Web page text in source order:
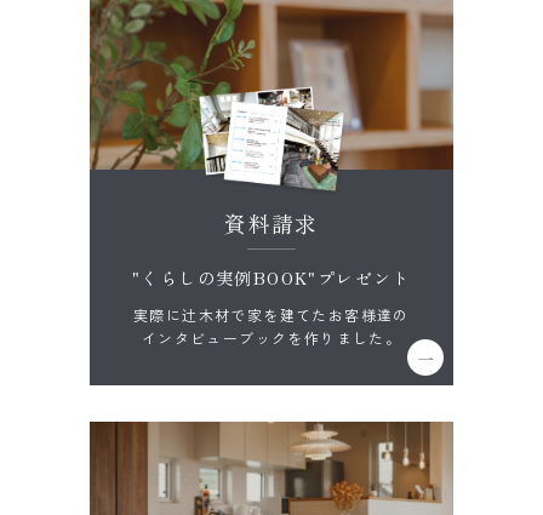
資料請求
"くらしの実例BOOK"プレゼント
実際に辻木材で家を建てたお客様達の
インタビューブックを作りました。